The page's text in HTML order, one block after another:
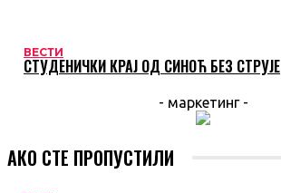
ВЕСТИ
СТУДЕНИЧКИ КРАЈ ОД СИНОЋ БЕЗ СТРУЈЕ
- маркетинг -
АКО СТЕ ПРОПУСТИЛИ